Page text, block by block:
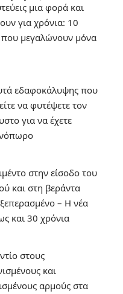
μια φορά και
για χρόνια: 10
μεγαλώνουν μόνα
εδαφοκάλυψης που
να φυτέψετε τον
για να έχετε
στην είσοδο του
και στη βεράντα
ξεπερασμένο – Η νέα
και 30 χρόνια
στους
και
αρμούς στα